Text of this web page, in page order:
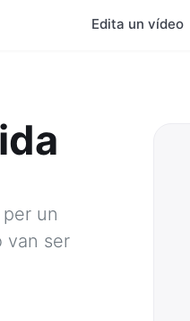
Edita un vídeo
un
van ser